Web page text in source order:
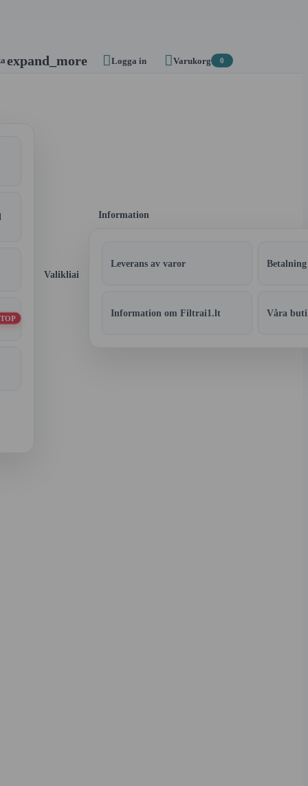
expand_more Logga in Varukorg 0
TOP
Valikliai
Information
Leverans av varor Betalning
Information om Filtrai1.lt Våra